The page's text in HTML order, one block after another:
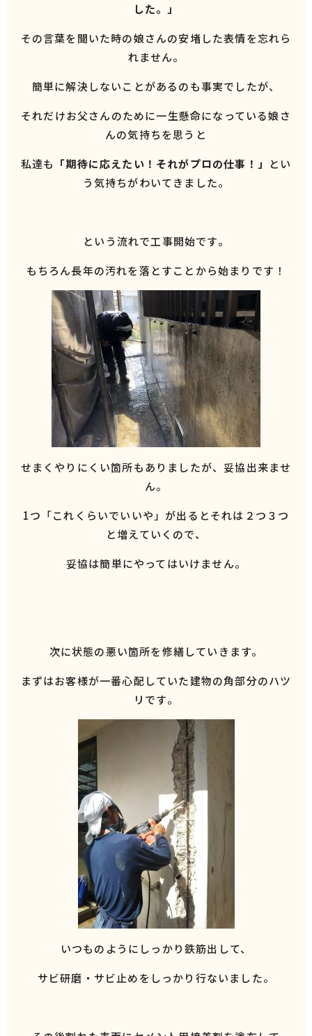
した。」
その言葉を聞いた時の娘さんの安堵した表情を忘れら
れません。
簡単に解決しないことがあるのも事実でしたが、
それだけお父さんのために一生懸命になっている娘さ
んの気持ちを思うと
私達も 「期待に応えたい！それがプロの仕事！」
とい
う気持ちがわいてきました。
という流れで工事開始です。
もちろん長年の汚れを落とすことから始まりです！
せまくやりにくい箇所もありましたが、妥協出来ませ
ん。
1つ「これくらいでいいや」が出るとそれは２つ３つ
と増えていくので、
妥協は簡単にやってはいけません。
次に状態の悪い箇所を修繕していきます。
まずはお客様が一番心配していた建物の角部分のハツ
リです。
いつものようにしっかり鉄筋出して、
サビ研磨・サビ止めをしっかり行ないました。